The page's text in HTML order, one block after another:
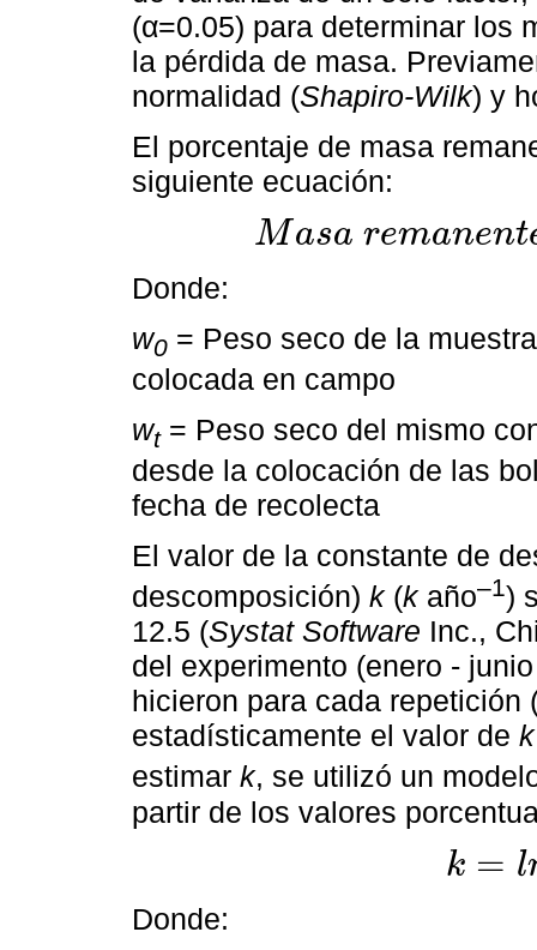
(α=0.05) para determinar los
la pérdida de masa.
normalidad (Shapiro-Wilk) y
El porcentaje de masa
siguiente ecuación:
Masa remanent
Masa rem ane nte (% )=Wt/W0×100
Donde:
w0 = Peso seco de la
colocada en campo
wt= Peso seco del mismo
desde la colocación de las
fecha de recolecta
El valor de la constante de
descomposición) k(kaño‒1)
12.5 (Systat Software Inc.,
del experimento (enero -
hicieron para cada repetición
estadísticamente el valor de k
estimar k, se utilizó un
partir de los valores
k = l
k=ln Xt/X 0/t
Donde: